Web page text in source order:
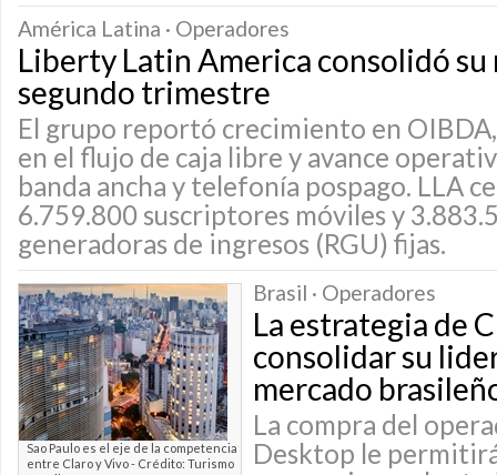
América Latina · Operadores
Liberty Latin America consolidó
segundo trimestre
El grupo reportó crecimiento en
en el flujo de caja libre y avance
banda ancha y telefonía pospago. LLA
6.759.800 suscriptores móviles y
generadoras de ingresos (RGU) fijas.
Sao Paulo es el eje de la competencia
entre Claro y Vivo - Crédito: Turismo
Brasil · Operadores
La estrategia de
consolidar su
mercado
La compra del
Desktop le